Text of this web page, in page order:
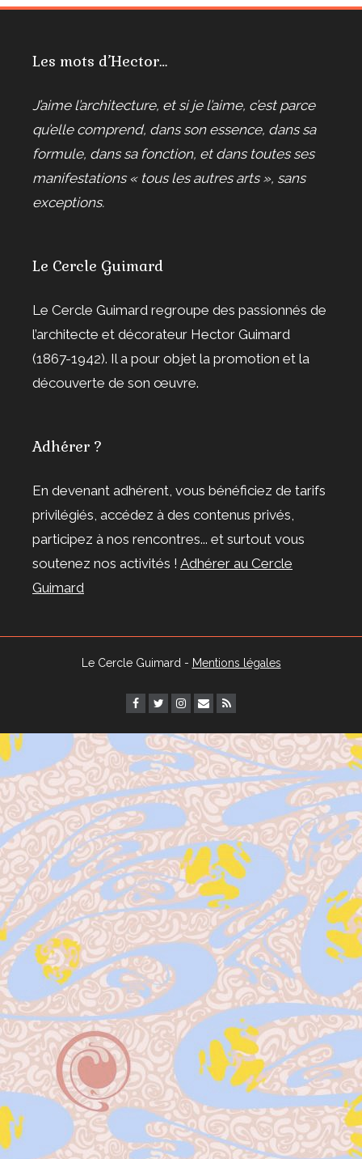
Les mots d’Hector…
J’aime l’architecture, et si je l’aime, c’est parce
qu’elle comprend, dans son essence, dans sa
formule, dans sa fonction, et dans toutes ses
manifestations « tous les autres arts », sans
exceptions.
Le Cercle Guimard
Le Cercle Guimard regroupe des passionnés de
l’architecte et décorateur Hector Guimard
(1867-1942). Il a pour objet la promotion et la
découverte de son œuvre.
Adhérer ?
En devenant adhérent, vous bénéficiez de tarifs
privilégiés, accédez à des contenus privés,
participez à nos rencontres... et surtout vous
soutenez nos activités ! Adhérer au Cercle
Guimard
Le Cercle Guimard - Mentions légales